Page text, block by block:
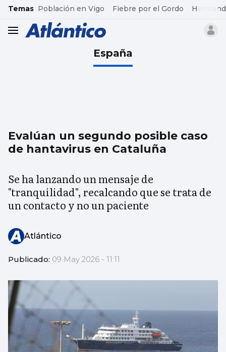
common.go-to-content
Temas Población en Vigo Fiebre por el Gordo
header.menu.open
España
Evalúan un segundo posible caso
de hantavirus en Cataluña
Se ha lanzando un mensaje de
"tranquilidad", recalcando que se trata de
un contacto y no un paciente
Atlántico
Publicado: 09 May 2026 - 11:11